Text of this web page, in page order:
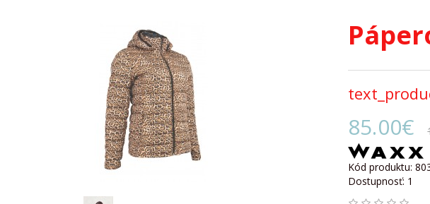
85.00€
Kód produktu:
Dostupnosť: 1